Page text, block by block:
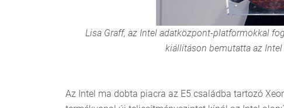
Lisa Graff, az Intel adatközpont-platformokkal
kiállításon bemutatta az
Az Intel ma dobta piacra az E5 családba tartozó